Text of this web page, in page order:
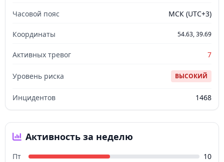
Часовой пояс МСК (UTC+3)
Координаты 54.63, 39.69
Активных тревог 7
Уровень риска ВЫСОКИЙ
Инцидентов 1468
Активность за неделю
Пт
10